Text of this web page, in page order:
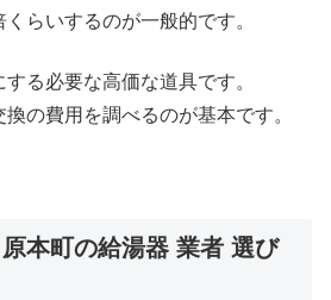
らいするのが一般的です。
る必要な高価な道具です。
の費用を調べるのが基本です。
本町の給湯器 業者 選び